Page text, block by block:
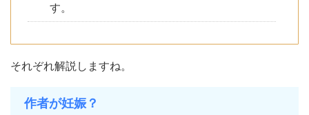
す。
それぞれ解説しますね。
作者が妊娠？